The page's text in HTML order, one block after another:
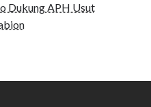
Dukung APH Usut